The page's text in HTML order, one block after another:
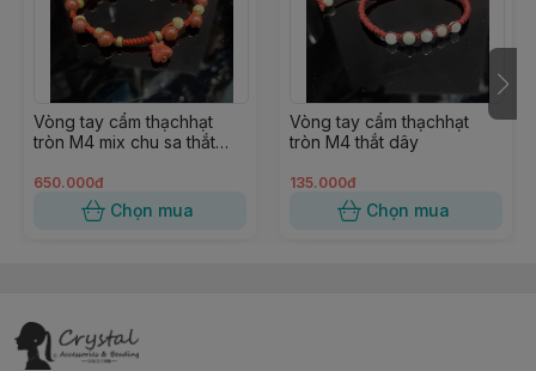
Vòng tay cẩm thạchhạt
tròn M4 mix chu sa thắt
650.000đ
Chọn mua
Vòng tay cẩm thạchhạt
tròn M4 thắt dây
135.000đ
Chọn mua